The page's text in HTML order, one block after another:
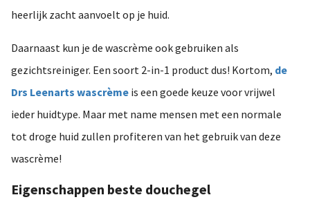
heerlijk zacht aanvoelt op je huid.
Daarnaast kun je de wascrème ook gebruiken als
gezichtsreiniger. Een soort 2-in-1 product dus! Kortom, de
Drs Leenarts wascrème is een goede keuze voor vrijwel
ieder huidtype. Maar met name mensen met een normale
tot droge huid zullen profiteren van het gebruik van deze
wascrème!
Eigenschappen beste douchegel